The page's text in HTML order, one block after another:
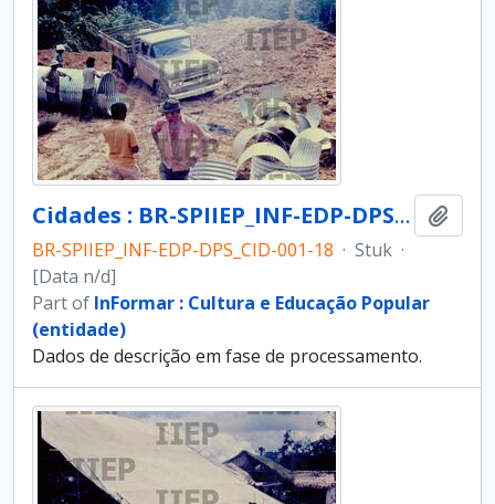
Cidades : BR-SPIIEP_INF-EDP-DPS_CID-001-18 [diapositivo]
BR-SPIIEP_INF-EDP-DPS_CID-001-18 · Stuk ·
[Data n/d]
Part of InFormar : Cultura e Educação Popular
(entidade)
Dados de descrição em fase de processamento.